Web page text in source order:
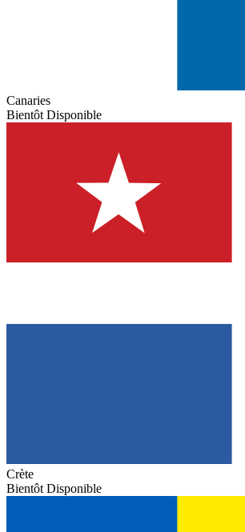
Canaries
Bientôt Disponible
Crète
Bientôt Disponible